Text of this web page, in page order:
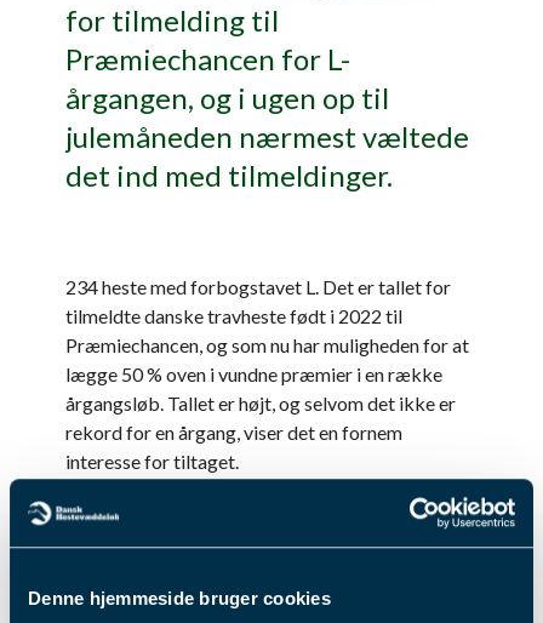
Denne hjemmeside bruger cookies
for tilmelding til
Præmiechancen for L-
årgangen, og i ugen op til
julemåneden nærmest væltede
det ind med tilmeldinger.
234 heste med forbogstavet L. Det er tallet for
tilmeldte danske travheste født i 2022 til
Præmiechancen, og som nu har muligheden for at
lægge 50 % oven i vundne præmier i en række
årgangsløb. Tallet er højt, og selvom det ikke er
rekord for en årgang, viser det en fornem
interesse for tiltaget.
præmeisum er følgende: Dansk Opdrætningsløb
2024, Dansk Trav Kriterium 2025, Dansk Hoppe
2025, Grand Circle 3-års Hoppe Championat